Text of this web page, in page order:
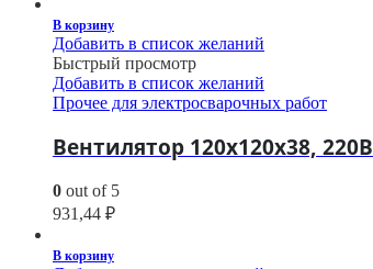
В корзину
Добавить в список желаний
Быстрый просмотр
Добавить в список желаний
Прочее для электросварочных работ
Вентилятор 120х120х38, 220В
0 out of 5
931,44 ₽
В корзину